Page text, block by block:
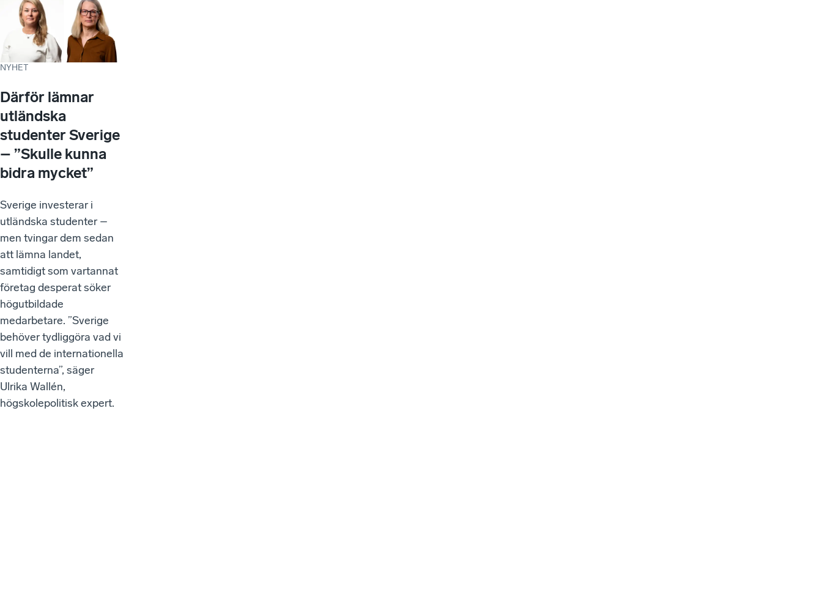
NYHET
Därför lämnar
utländska
studenter Sverige
– ”Skulle kunna
bidra mycket”
Sverige investerar i
utländska studenter –
men tvingar dem sedan
att lämna landet,
samtidigt som vartannat
företag desperat söker
högutbildade
medarbetare. ”Sverige
behöver tydliggöra vad vi
vill med de internationella
studenterna”, säger
Ulrika Wallén,
högskolepolitisk expert.